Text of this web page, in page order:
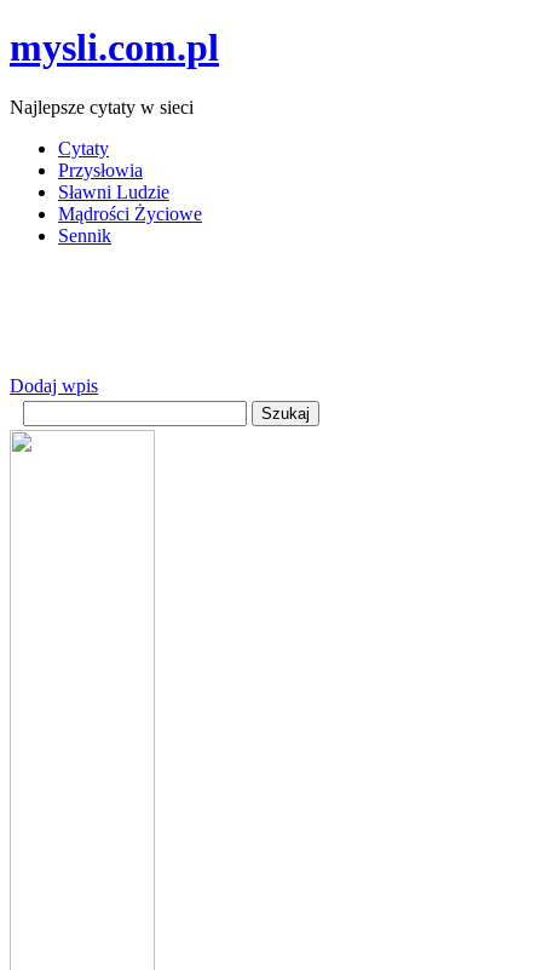
mysli.com.pl
Najlepsze cytaty w sieci
Cytaty
Przysłowia
Sławni Ludzie
Mądrości Życiowe
Sennik
Dodaj wpis